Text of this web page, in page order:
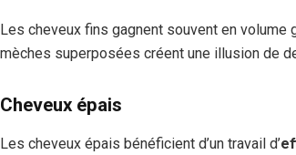
Les cheveux fins gagnent souvent en volume
mèches superposées créent une illusion de
Cheveux épais
Les cheveux épais bénéficient d’un travail d’